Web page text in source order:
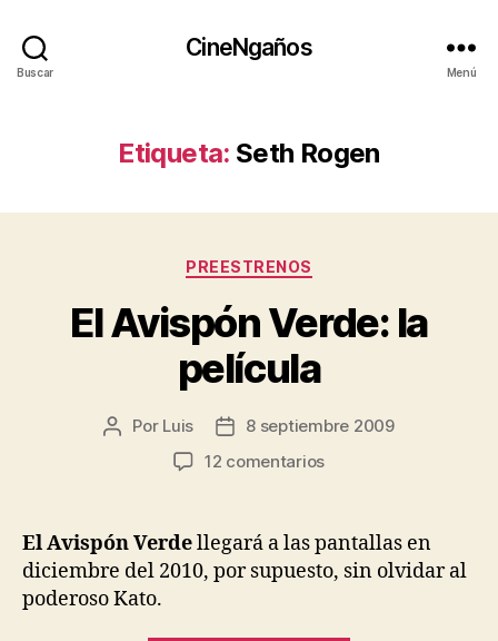
Buscar
CineNgaños
Menú
Etiqueta: Seth Rogen
Categorías
PREESTRENOS
El Avispón Verde: la
película
Autor
Por Luis
Fecha8 septiembre 2009
12 comentariosen
Verde:
película
El Avispón Verdellegará a las pantallas en
diciembre del 2010, por supuesto, sin olvidar al
poderoso Kato.